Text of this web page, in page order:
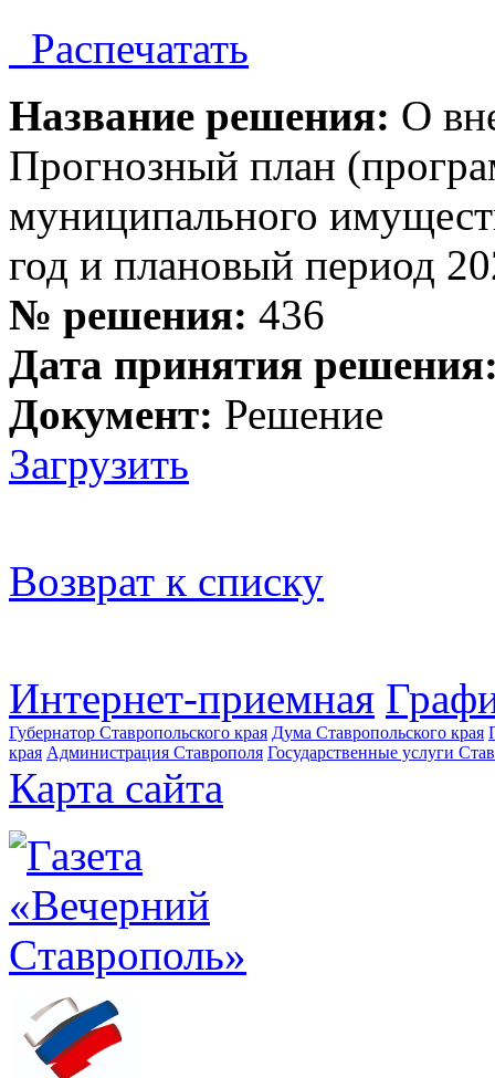
Распечатать
Название решения: О
Прогнозный план
муниципального
год и плановый период
№ решения: 436
Дата принятия
Документ: Решение
Загрузить
Возврат к списку
Интернет-приемная
Губернатор Ставропольского края Дума Ставропольского края
края Администрация Ставрополя Государственные услуги
Карта сайта